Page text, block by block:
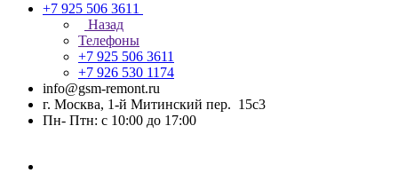
+7 925 506 3611
Назад
Телефоны
+7 925 506 3611
+7 926 530 1174
info@gsm-remont.ru
г. Москва, 1-й Митинский пер. 15с3
Пн- Птн: с 10:00 до 17:00